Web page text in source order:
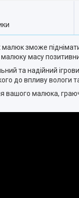
зможе
масу
та надійний
до впливу вологи
вашого малюка,